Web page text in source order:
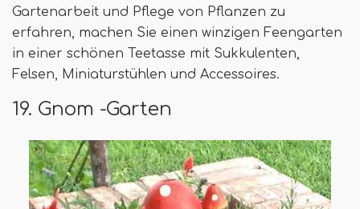
Gartenarbeit und Pflege von Pflanzen zu
erfahren, machen Sie einen winzigen Feengarten
in einer schönen Teetasse mit Sukkulenten,
Felsen, Miniaturstühlen und Accessoires.
19. Gnom -Garten